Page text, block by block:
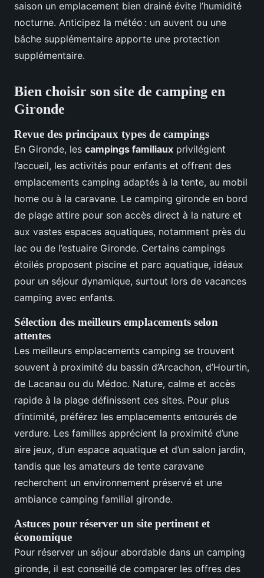
saison un emplacement bien drainé évite l’humidité
nocturne. Anticipez la météo : un auvent ou une
bâche supplémentaire apporte une protection
supplémentaire.
Bien choisir son site de camping en
Gironde
Revue des principaux types de campings
En Gironde, les campings familiaux privilégient
l’accueil, les activités pour enfants et offrent des
emplacements camping adaptés à la tente, au mobil
home ou à la caravane. Le camping gironde en bord
de plage attire pour son accès direct à la nature et
aux vastes espaces aquatiques, notamment près du
lac ou de l’estuaire Gironde. Certains campings
étoilés proposent piscine et parc aquatique, idéaux
pour un séjour dynamique, surtout lors de vacances
camping avec enfants.
Sélection des meilleurs emplacements selon
attentes
Les meilleurs emplacements camping se trouvent
souvent à proximité du bassin d’Arcachon, d’Hourtin,
de Lacanau ou du Médoc. Nature, calme et accès
rapide à la plage définissent ces sites. Pour plus
d’intimité, préférez les emplacements entourés de
verdure. Les familles apprécient la proximité d’une
aire jeux, d’un espace aquatique et d’un salon jardin,
tandis que les amateurs de tente caravane
recherchent un environnement préservé et une
ambiance camping familial gironde.
Astuces pour réserver un site pertinent et
économique
Pour réserver un séjour abordable dans un camping
gironde, il est conseillé de comparer les offres des